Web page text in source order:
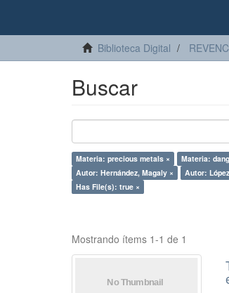
Biblioteca Digital
Buscar
Materia: precious metals × Materia:
Autor: Hernández, Magaly ×
Autor:
Has File(s): true ×
Mostrando ítems 1-1 de 1